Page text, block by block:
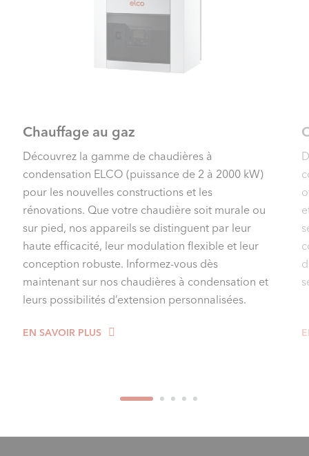
Chauffage au gaz
Découvrez la gamme de chaudières à
condensation ELCO (puissance de 2 à 2000 kW)
pour les nouvelles constructions et les
rénovations. Que votre chaudière soit murale ou
sur pied, nos appareils se distinguent par leur
haute efficacité, leur modulation flexible et leur
conception robuste. Informez-vous dès
maintenant sur nos chaudières à condensation et
leurs possibilités d’extension personnalisées.
EN SAVOIR PLUS